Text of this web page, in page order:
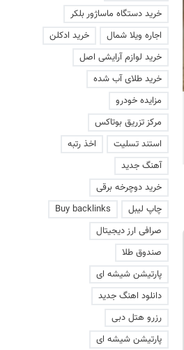
کشتی‌ جنگ جهانی دوم از
عمق آب بیرون زد! + فیلم
خرید دستگاه ماساژور بلکر
اجاره ویلا شمال
خرید ادکلن
خرید لوازم آرایشی اصل
خرید طلای آب شده
مزایده خودرو
مرکز تزریق بوتاکس
استند تسلیت
اخذ رتبه
آهنگ جدید
خرید دوچرخه برقی
چاپ لیبل
Buy backlinks
صرافی ارز دیجیتال
صندوق طلا
پارتیشن شیشه ای
دانلود اهنگ جدید
رزرو هتل دبی
پارتیشن شیشه ای